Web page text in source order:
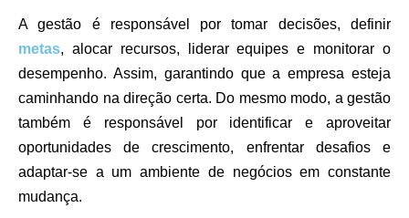
A gestão é responsável por tomar decisões, definir
metas, alocar recursos, liderar equipes e monitorar o
desempenho. Assim, garantindo que a empresa esteja
caminhando na direção certa. Do mesmo modo, a gestão
também é responsável por identificar e aproveitar
oportunidades de crescimento, enfrentar desafios e
adaptar-se a um ambiente de negócios em constante
mudança.